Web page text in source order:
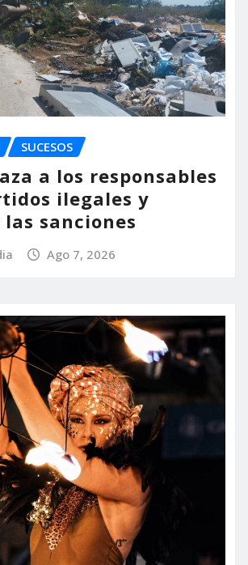
SUCESOS
a los responsables
ilegales y
sanciones
Ago 7, 2026